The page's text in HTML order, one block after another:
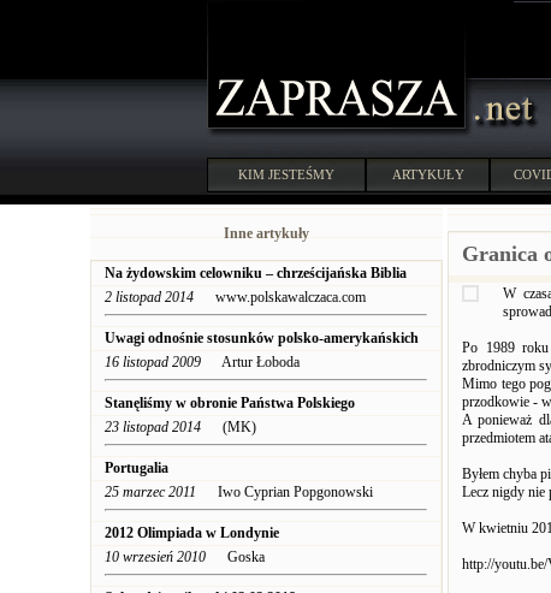
KIM JESTEŚMY ARTYKUŁY
Inne artykuły
Na żydowskim celowniku – chrześcijańska Biblia
2 listopad 2014 www.polskawalczaca.com
Uwagi odnośnie stosunków polsko-amerykańskich
16 listopad 2009 Artur Łoboda
Stanęliśmy w obronie Państwa Polskiego
23 listopad 2014 (MK)
Portugalia
25 marzec 2011 Iwo Cyprian Popgonowski
2012 Olimpiada w Londynie
10 wrzesień 2010 Goska
Granica
W
Po 1989 roku
zbrodniczym
Mimo tego
przodkowie -
A ponieważ
przedmiotem
Byłem chyba
Lecz nigdy nie
W kwietniu
http://